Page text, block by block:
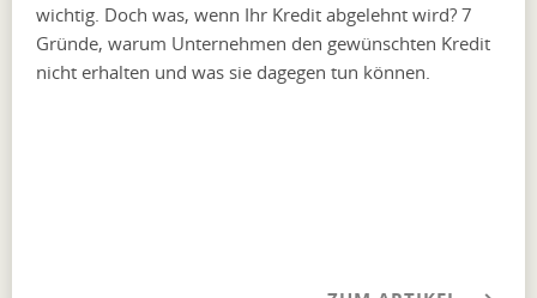
wichtig. Doch was, wenn Ihr Kredit abgelehnt wird? 7
Gründe, warum Unternehmen den gewünschten Kredit
nicht erhalten und was sie dagegen tun können.